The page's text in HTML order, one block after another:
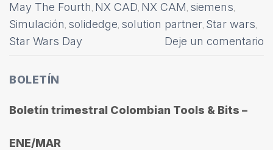
May The Fourth , NX CAD, NX CAM , siemens,
Simulación , solidedge, solution partner, Star wars,
Star Wars Day Deje un comentario
BOLETÍN
Boletín trimestral Colombian Tools & Bits –
ENE/MAR